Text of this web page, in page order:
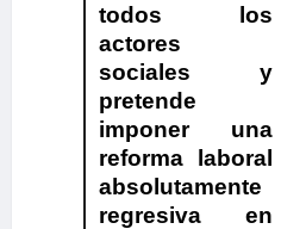
todos los
actores
sociales y
pretende
imponer una
reforma laboral
absolutamente
regresiva en